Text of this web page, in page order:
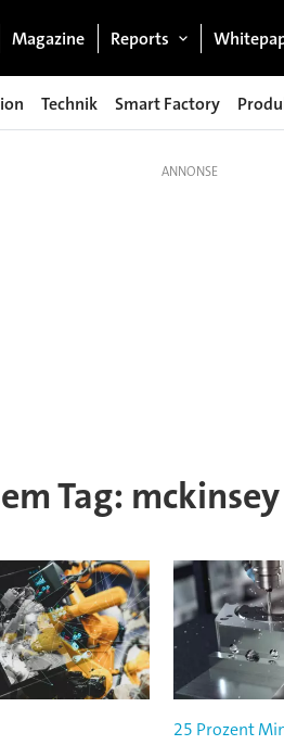
Magazine Reports
Technik Smart Factory
Tag: mckinsey
25 Prozent